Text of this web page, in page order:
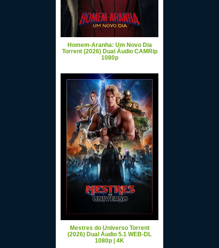
Homem-Aranha: Um Novo Dia
Torrent (2026) Dual Áudio CAMRip
1080p
Mestres do Universo Torrent
(2026) Dual Áudio 5.1 WEB-DL
1080p | 4K